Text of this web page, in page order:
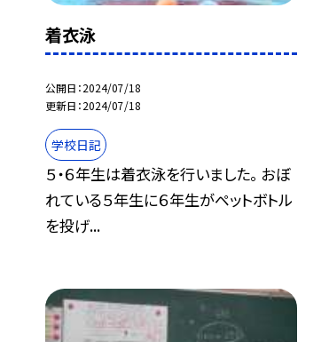
着衣泳
公開日 2024/07/18
更新日 2024/07/18
学校日記
５・６年生は着衣泳を行いました。 おぼ
れている５年生に６年生がペットボトル
を投げ...